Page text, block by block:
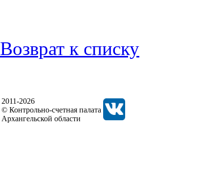
Возврат к списку
2011-2026
© Контрольно-счетная палата
Архангельской области